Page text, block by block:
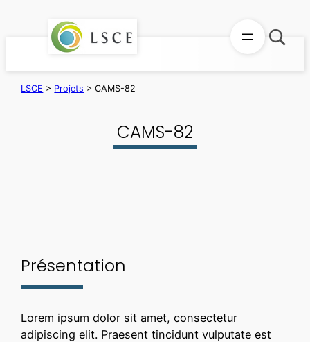
LSCE > Projets >CAMS-82
CAMS-82
Présentation
Lorem ipsum dolor sit amet, consectetur
adipiscing elit. Praesent tincidunt vulputate est